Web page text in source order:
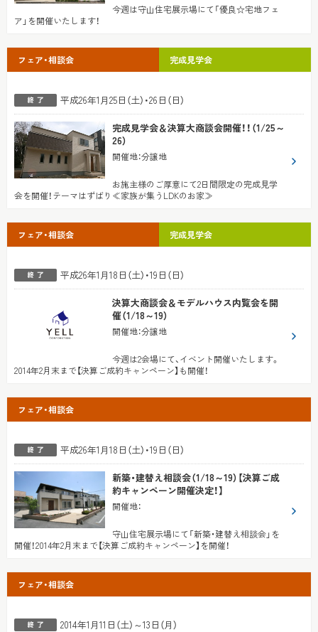
今週は守山住宅展示場にて「優良☆宅地フェ
ア」を開催いたします！
フェア・相談会 完成見学会
平成26年1月25日（土）・26日（日）
完成見学会＆決算大商談会開催！！（1/25～
26）
開催地：分譲地
お施主様のご厚意にて2日間限定の完成見学
会を開催！テーマはずばり≪家族が集うLDKのお家≫
フェア・相談会 完成見学会
平成26年1月18日（土）・19日（日）
決算大商談会＆モデルハウス内覧会を開
催（1/18～19）
開催地：分譲地
今週は2会場にて、イベント開催いたします。
2014年2月末まで【決算ご成約キャンペーン】も開催！
フェア・相談会
平成26年1月18日（土）・19日（日）
新築・建替え相談会（1/18～19）【決算ご成
約キャンペーン開催決定！】
開催地：
守山住宅展示場にて「新築・建替え相談会」を
開催！2014年2月末まで【決算ご成約キャンペーン】を開催！
フェア・相談会
2014年1月11日（土）～13日（月）